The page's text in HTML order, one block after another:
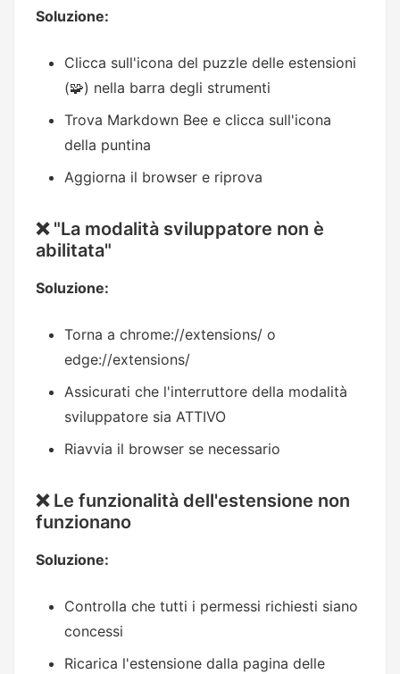
Soluzione:
Clicca sull'icona del puzzle delle estensioni
(🧩) nella barra degli strumenti
Trova Markdown Bee e clicca sull'icona
della puntina
Aggiorna il browser e riprova
❌ "La modalità sviluppatore non è
abilitata"
Soluzione:
Torna a chrome://extensions/ o
edge://extensions/
Assicurati che l'interruttore della modalità
sviluppatore sia ATTIVO
Riavvia il browser se necessario
❌ Le funzionalità dell'estensione non
funzionano
Soluzione:
Controlla che tutti i permessi richiesti siano
concessi
Ricarica l'estensione dalla pagina delle